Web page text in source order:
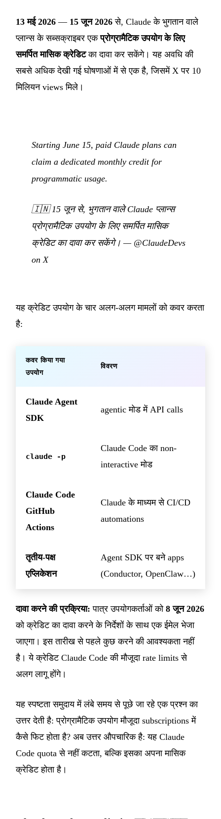
13 मई 2026 — 15 जून 2026 से, Claude के भुगतान वाले
प्लान्स के सब्सक्राइबर एकप्रोग्रामैटिक उपयोग के लिए
समर्पित मासिक क्रेडिटका दावा कर सकेंगे। यह अवधि की
सबसे अधिक देखी गई घोषणाओं में से एक है, जिसमें X पर 10
मिलियन views मिले।
Starting June 15, paid Claude plans can
claim a dedicated monthly credit for
programmatic usage.
🇮🇳15 जून से, भुगतान वाले Claude प्लान्स
प्रोग्रामैटिक उपयोग के लिए समर्पित मासिक
क्रेडिट का दावा कर सकेंगे। — @ClaudeDevs
on X
यह क्रेडिट उपयोग के चार अलग-अलग मामलों को कवर करता
है:
कवर किया गया
उपयोग
विवरण
Claude Agent
SDK
agentic मोड में API calls
claude -p
Claude Code का non-
interactive मोड
Claude Code
GitHub
Actions
Claude के माध्यम से CI/CD
automations
तृतीय-पक्ष
एप्लिकेशन
Agent SDK पर बने apps
(Conductor, OpenClaw…)
दावा करने की प्रक्रिया: पात्र उपयोगकर्ताओं को 8 जून 2026
को क्रेडिट का दावा करने के निर्देशों के साथ एक ईमेल भेजा
जाएगा। इस तारीख से पहले कुछ करने की आवश्यकता नहीं
है। ये क्रेडिट Claude Code की मौजूदा rate limits से
अलग लागू होंगे।
यह स्पष्टता समुदाय में लंबे समय से पूछे जा रहे एक प्रश्न का
उत्तर देती है: प्रोग्रामैटिक उपयोग मौजूदा subscriptions में
कैसे फिट होता है? अब उत्तर औपचारिक है: यह Claude
Code quota से नहीं कटता, बल्कि इसका अपना मासिक
क्रेडिट होता है।